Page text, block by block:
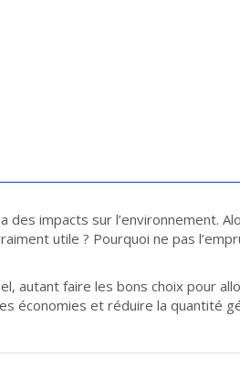
impacts sur l’environnement.
utile ? Pourquoi ne pas
autant faire les bons choix pour
économies et réduire la quantité